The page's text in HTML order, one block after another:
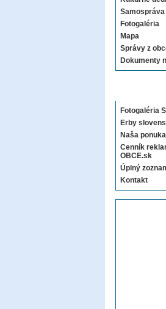
Samospráva
Fotogaléria
Mapa
Správy z
Dokumenty
Fotogaléria
Erby
Naša
Cenník
OBCE.sk
Úplný
Kontakt